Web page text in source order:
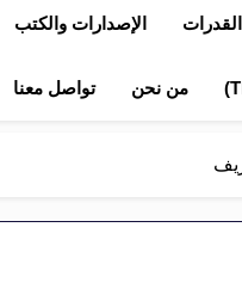
القدرات الإصدارات والكتب
من نحن تواصل معنا